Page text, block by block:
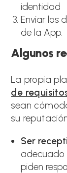
identidad
Enviar los
de la App.
Algunos
La propia
de
sean
su
Ser
adecuado
piden